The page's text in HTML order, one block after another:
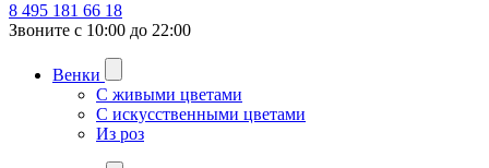
8 495 181 66 18
Звоните с 10:00 до 22:00
Венки
С живыми цветами
С искусственными цветами
Из роз